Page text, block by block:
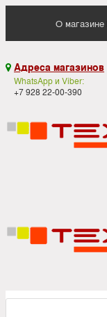
О магазине
 Адреса магазинов
WhatsApp и Viber:
+7 928 22-00-390